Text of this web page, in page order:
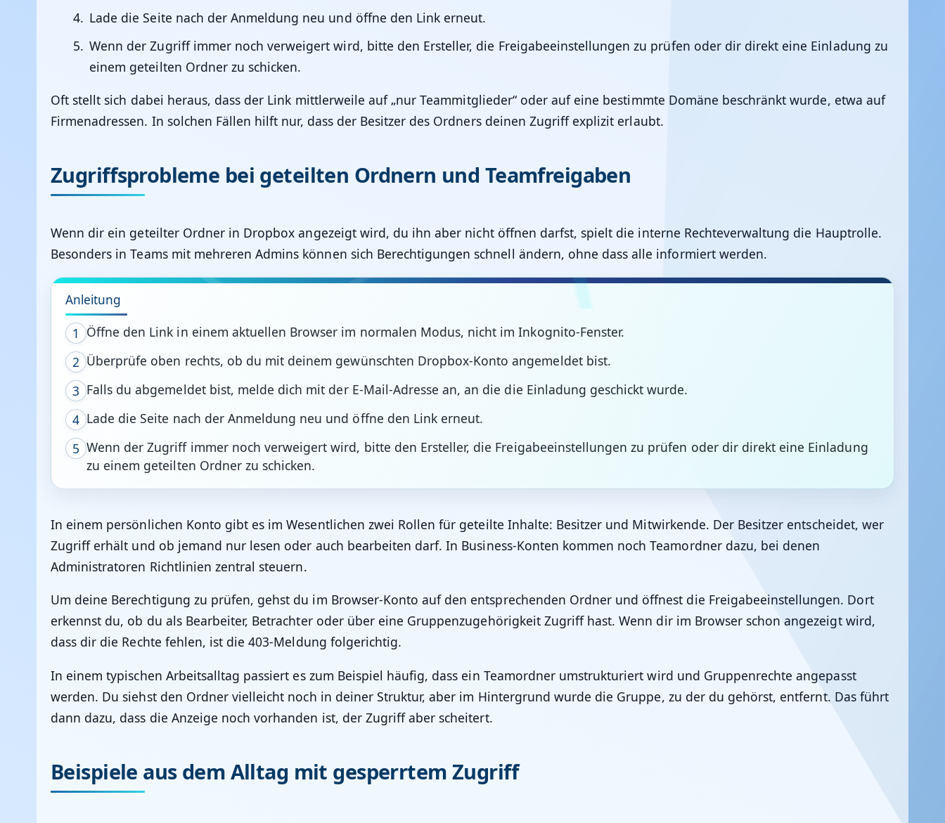
Lade die Seite nach der Anmeldung neu und öffne den Link erneut.
Wenn der Zugriff immer noch verweigert wird, bitte den Ersteller, die Freigabeeinstellungen zu prüfen oder dir direkt eine Einladung zu
einem geteilten Ordner zu schicken.
Oft stellt sich dabei heraus, dass der Link mittlerweile auf „nur Teammitglieder“ oder auf eine bestimmte Domäne beschränkt wurde, etwa auf
Firmenadressen. In solchen Fällen hilft nur, dass der Besitzer des Ordners deinen Zugriff explizit erlaubt.
Zugriffsprobleme bei geteilten Ordnern und Teamfreigaben
Wenn dir ein geteilter Ordner in Dropbox angezeigt wird, du ihn aber nicht öffnen darfst, spielt die interne Rechteverwaltung die Hauptrolle.
Besonders in Teams mit mehreren Admins können sich Berechtigungen schnell ändern, ohne dass alle informiert werden.
Anleitung
1 Öffne den Link in einem aktuellen Browser im normalen Modus, nicht im Inkognito-Fenster.
2 Überprüfe oben rechts, ob du mit deinem gewünschten Dropbox-Konto angemeldet bist.
3 Falls du abgemeldet bist, melde dich mit der E-Mail-Adresse an, an die die Einladung geschickt wurde.
4 Lade die Seite nach der Anmeldung neu und öffne den Link erneut.
5 Wenn der Zugriff immer noch verweigert wird, bitte den Ersteller, die Freigabeeinstellungen zu prüfen oder dir direkt eine Einladung
zu einem geteilten Ordner zu schicken.
In einem persönlichen Konto gibt es im Wesentlichen zwei Rollen für geteilte Inhalte: Besitzer und Mitwirkende. Der Besitzer entscheidet, wer
Zugriff erhält und ob jemand nur lesen oder auch bearbeiten darf. In Business-Konten kommen noch Teamordner dazu, bei denen
Administratoren Richtlinien zentral steuern.
Um deine Berechtigung zu prüfen, gehst du im Browser-Konto auf den entsprechenden Ordner und öffnest die Freigabeeinstellungen. Dort
erkennst du, ob du als Bearbeiter, Betrachter oder über eine Gruppenzugehörigkeit Zugriff hast. Wenn dir im Browser schon angezeigt wird,
dass dir die Rechte fehlen, ist die 403-Meldung folgerichtig.
In einem typischen Arbeitsalltag passiert es zum Beispiel häufig, dass ein Teamordner umstrukturiert wird und Gruppenrechte angepasst
werden. Du siehst den Ordner vielleicht noch in deiner Struktur, aber im Hintergrund wurde die Gruppe, zu der du gehörst, entfernt. Das führt
dann dazu, dass die Anzeige noch vorhanden ist, der Zugriff aber scheitert.
Beispiele aus dem Alltag mit gesperrtem Zugriff